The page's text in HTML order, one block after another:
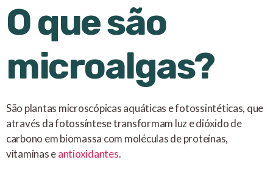
O que são
microalgas?
São plantas microscópicas aquáticas e fotossintéticas, que
através da fotossíntese transformam luz e dióxido de
carbono em biomassa com moléculas de proteínas,
vitaminas eantioxidantes.